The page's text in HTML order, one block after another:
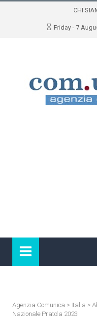
CHI
Friday - 7
Agenzia Comunica > Italia >
Nazionale Pratola 2023